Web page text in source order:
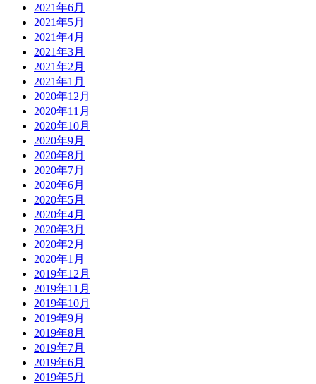
2021年6月
2021年5月
2021年4月
2021年3月
2021年2月
2021年1月
2020年12月
2020年11月
2020年10月
2020年9月
2020年8月
2020年7月
2020年6月
2020年5月
2020年4月
2020年3月
2020年2月
2020年1月
2019年12月
2019年11月
2019年10月
2019年9月
2019年8月
2019年7月
2019年6月
2019年5月